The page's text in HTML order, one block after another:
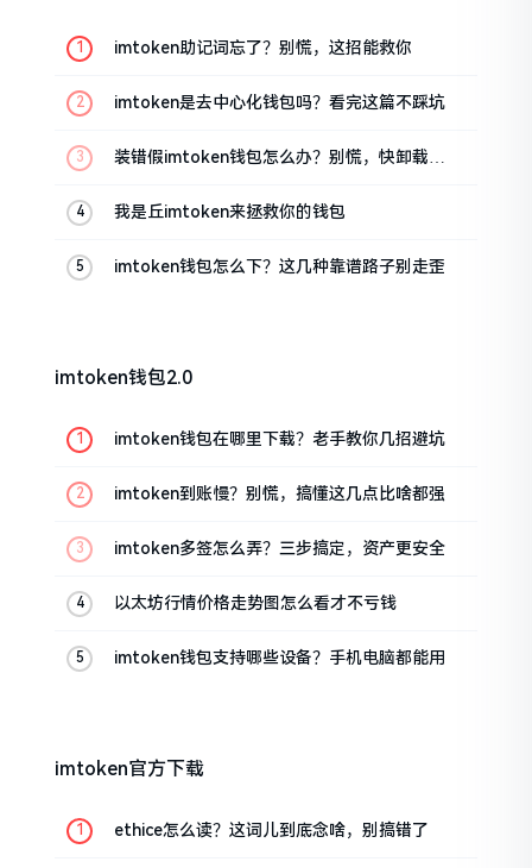
imtoken助记词忘了？别慌，这招能救你
imtoken是去中心化钱包吗？看完这篇不踩坑
装错假imtoken钱包怎么办？别慌，快卸载，
我是丘imtoken来拯救你的钱包
imtoken钱包怎么下？这几种靠谱路子别走歪
imtoken钱包2.0
imtoken钱包在哪里下载？老手教你几招避坑
imtoken到账慢？别慌，搞懂这几点比啥都强
imtoken多签怎么弄？三步搞定，资产更安全
以太坊行情价格走势图怎么看才不亏钱
imtoken钱包支持哪些设备？手机电脑都能用
imtoken官方下载
ethice怎么读？这词儿到底念啥，别搞错了